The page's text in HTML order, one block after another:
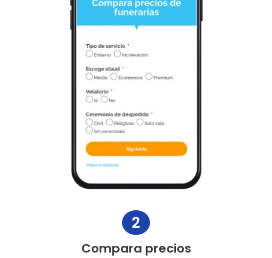
2
Compara precios